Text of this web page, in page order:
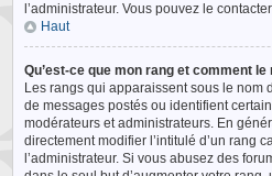
l’administrateur. Vous pouvez le
Haut
Qu’est-ce que mon rang et comment le
Les rangs qui apparaissent sous le nom
de messages postés ou identifient
modérateurs et administrateurs. En
directement modifier l’intitulé d’un rang
l’administrateur. Si vous abusez des